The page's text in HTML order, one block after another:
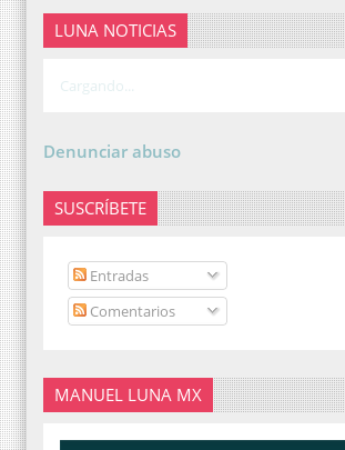
LUNA NOTICIAS
Cargando...
Denunciar abuso
SUSCRÍBETE
Entradas
Comentarios
MANUEL LUNA MX